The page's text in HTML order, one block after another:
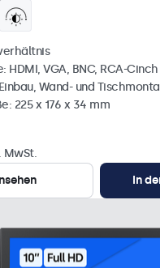
HDMI, VGA, BNC, RCA-Cinch
Wand- und
225 x 176 x 34 mm
MwSt.
In